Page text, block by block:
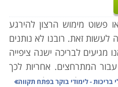
פשוט מימוש הרצון להירגע
לעשות זאת. רובנו לא נותנים
לבריכה ישנה ציפייה
המתרחצים. אחריות לכך
תפקידו לדאוג כי למתרחצים
בריכות - לימודי בוקר בפתח תקווה